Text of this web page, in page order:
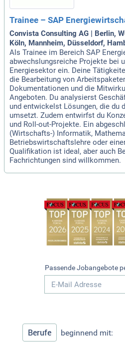
Trainee – SAP
Convista Consulting AG | Berlin,
Köln, Mannheim, Düsseldorf,
Als Trainee im Bereich SAP
abwechslungsreiche Projekte bei
Energiesektor ein. Deine
die Bearbeitung von
Dokumentationen und die
Angeboten. Du analysierst
und entwickelst Lösungen, die du
umsetzt. Zudem entwirfst du
und Roll-out-Projekte. Ein
(Wirtschafts-) Informatik,
Betriebswirtschaftslehre oder
Qualifikation ist ideal, aber auch
Fachrichtungen sind willkommen.
Passende Jobangebote
Berufe beginnend mit: